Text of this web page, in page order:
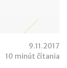
9.11.2017
10 minút čítania